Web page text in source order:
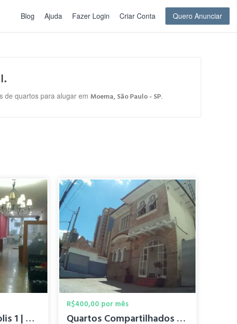
Blog Ajuda Fazer Login Criar Conta Quero Anunciar
de quartos para alugar em Moema, São Paulo - SP.
Unidade Higienópolis 1 | Rua Dona Antônia de Queirós, 462
R$400,00 por mês
Quartos Compartilhados Prox Av Paulista